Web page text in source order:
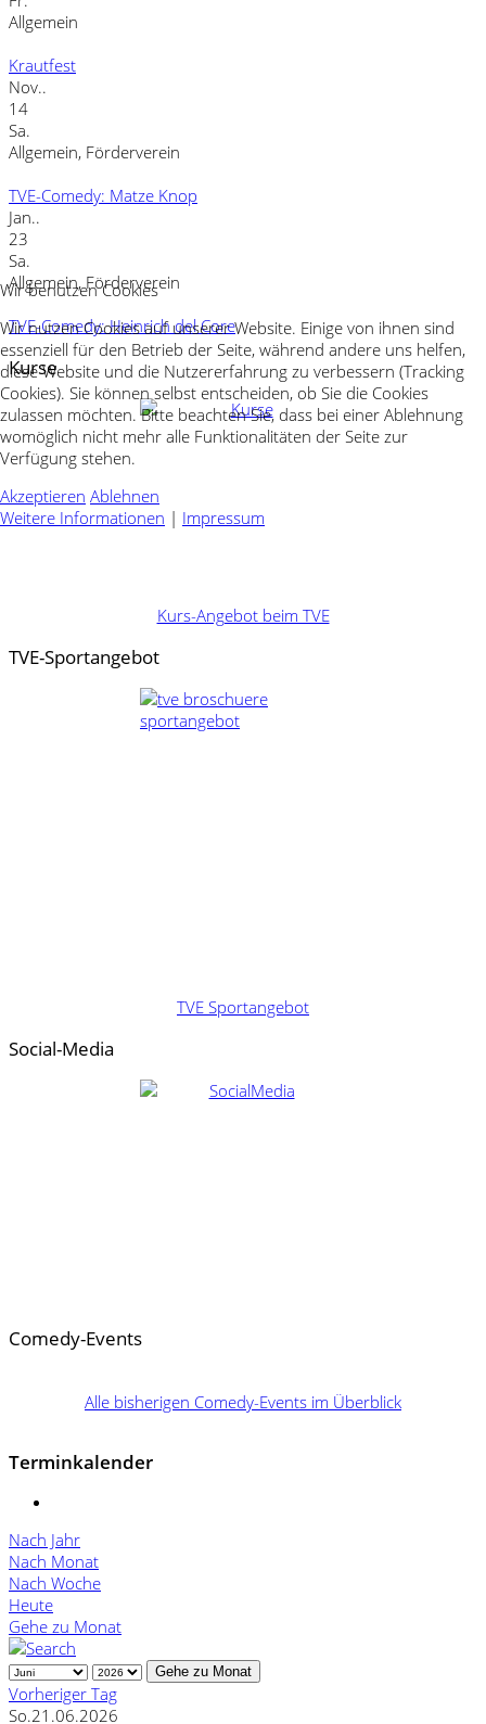
Allgemein
Krautfest
Nov..
14
Sa.
Allgemein, Förderverein
TVE-Comedy: Matze Knop
Jan..
23
Sa.
Allgemein, Förderverein
TVE-Comedy: Heinrich del Core
Kurse
Kurs-Angebot beim TVE
TVE-Sportangebot
TVE Sportangebot
Social-Media
Comedy-Events
Alle bisherigen Comedy-Events im Überblick
Terminkalender
Nach Jahr
Nach Monat
Nach Woche
Heute
Gehe zu Monat
Gehe zu Monat
Vorheriger Tag
So.21.06.2026
Wir benutzen Cookies
Wir nutzen Cookies auf unserer Website. Einige von ihnen sind
essenziell für den Betrieb der Seite, während andere uns helfen,
diese Website und die Nutzererfahrung zu verbessern (Tracking
Cookies). Sie können selbst entscheiden, ob Sie die Cookies
zulassen möchten. Bitte beachten Sie, dass bei einer Ablehnung
womöglich nicht mehr alle Funktionalitäten der Seite zur
Verfügung stehen.
Akzeptieren Ablehnen
Weitere Informationen | Impressum